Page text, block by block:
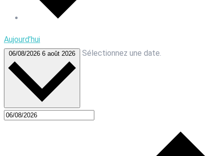
Aujourd’hui
06/08/2026 6 août 2026 Sélectionnez une date.